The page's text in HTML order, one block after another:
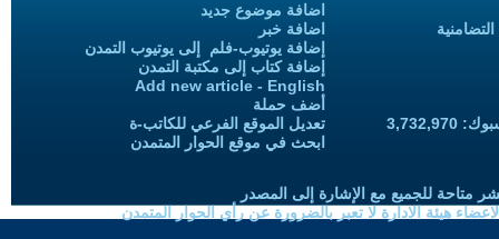
اضافة موضوع جديد
اضافة خبر
إضافة يوتيوب-فلم إلى يوتيوب التمدن
إضافة كتاب إلى مكتبة التمدن
Add new article - English
أضف حملة
تعديل الموقع الفرعي للكاتب-ة
ابحث في موقع الحوار المتمدن
متاحة للجميع مع الإشارة إلى المصدر
هيئة الادارة لا تعبر بالضرورة عن رأي الحوار المتمدن